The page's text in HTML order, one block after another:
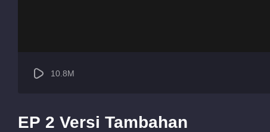
10.8M
EP 2 Versi Tambahan